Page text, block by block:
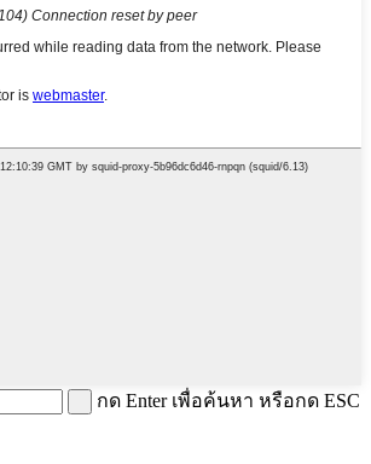
กด Enter เพื่อค้นหา หรือกด ESC